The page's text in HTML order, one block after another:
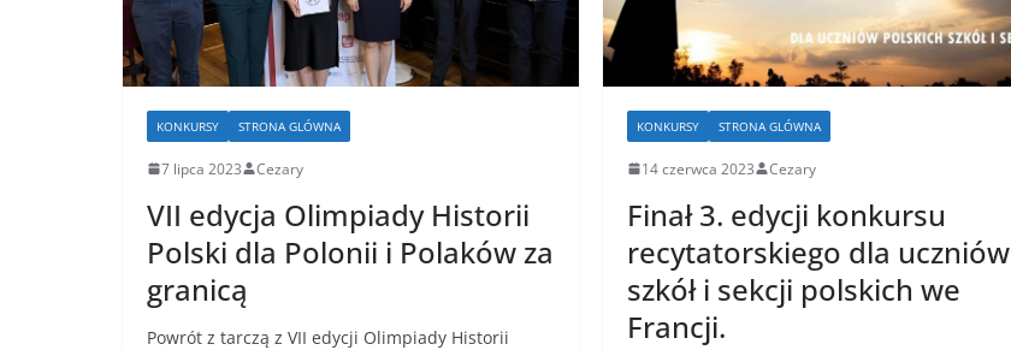
KONKURSY STRONA GLÓWNA
7 lipca 2023 Cezary
VII edycja Olimpiady Historii
Polski dla Polonii i Polaków za
granicą
Powrót z tarczą z VII edycji Olimpiady Historii
KONKURSY STRONA GLÓWNA
14 czerwca 2023 Cezary
Finał 3. edycji konkursu
recytatorskiego dla uczniów
szkół i sekcji polskich we
Francji.